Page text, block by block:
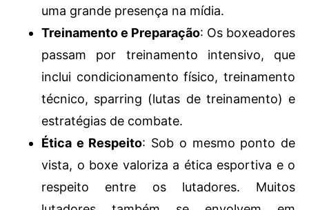
uma grande presença na mídia.
Treinamento e Preparação: Os boxeadores
passam por treinamento intensivo, que
inclui condicionamento físico, treinamento
técnico, sparring (lutas de treinamento) e
estratégias de combate.
Ética e Respeito: Sob o mesmo ponto de
vista, o boxe valoriza a ética esportiva e o
respeito entre os lutadores. Muitos